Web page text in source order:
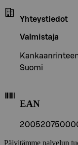
Yhteystiedot
Valmistaja
Suomi
EAN
Päivitämme palvelun